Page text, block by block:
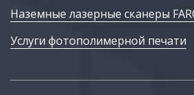
Наземные лазерные сканеры
Услуги фотополимерной печати